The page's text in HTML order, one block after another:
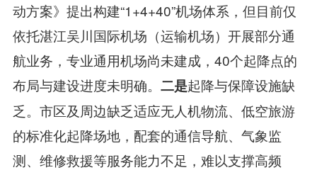
动方案》提出构建“1+4+40”机场体系，但目前仅
依托湛江吴川国际机场（运输机场）开展部分通
航业务，专业通用机场尚未建成，40个起降点的
布局与建设进度未明确。 二是起降与保障设施缺
乏。市区及周边缺乏适应无人机物流、低空旅游
的标准化起降场地，配套的通信导航、气象监
测、维修救援等服务能力不足，难以支撑高频